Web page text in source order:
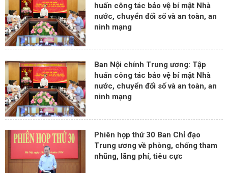
huấn công tác bảo vệ bí mật Nhà
nước, chuyển đổi số và an toàn, an
ninh mạng
Ban Nội chính Trung ương: Tập
huấn công tác bảo vệ bí mật Nhà
nước, chuyển đổi số và an toàn, an
ninh mạng
Phiên họp thứ 30 Ban Chỉ đạo
Trung ương về phòng, chống tham
nhũng, lãng phí, tiêu cực